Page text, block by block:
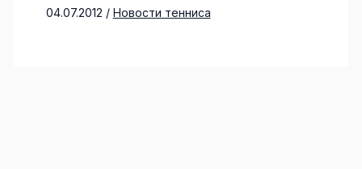
04.07.2012 / Новости тенниса